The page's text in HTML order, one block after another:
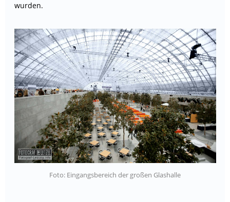
wurden.
Foto: Eingangsbereich der großen Glashalle